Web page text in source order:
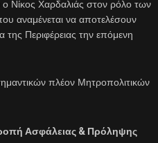
ο Νίκος Χαρδαλιάς στον ρόλο των
αναμένεται να αποτελέσουν
της Περιφέρειας την επόμενη
πλέον Μητροπολιτικών
Ασφάλειας & Πρόληψης